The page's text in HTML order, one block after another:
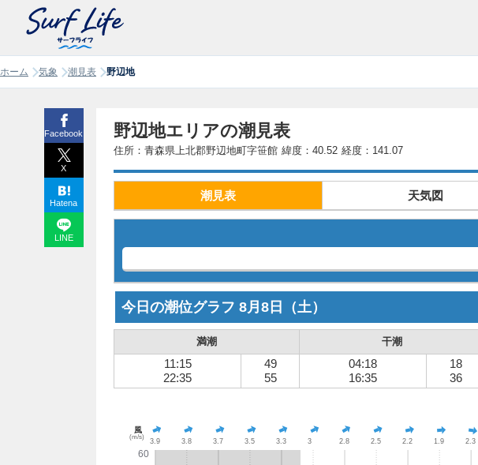
ホーム 気象 潮見表 野辺地
野辺地エリアの潮見表
住所：青森県上北郡野辺地町字笹館 緯度：40.52 経度：141.07
潮見表 天気図
今日の潮位グラフ 8月8日 （土）
満潮 干潮
11:15
22:35
49
55
04:18
16:35
18
36
Facebook
X
Hatena
LINE